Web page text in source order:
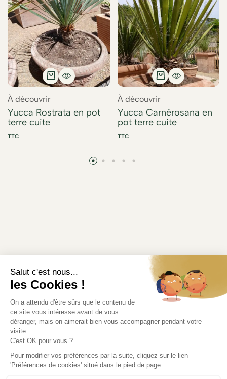
À découvrir
Yucca Rostrata en pot
terre cuite
TTC
À découvrir
Yucca Carnérosana en
pot terre cuite
TTC
Informations légales
Modifier mes préférences en matière de cookies
Liens utiles
Où récupérer votre commande ?
Accédez à l'itinéraire